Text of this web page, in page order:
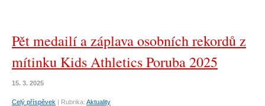
Pět medailí a záplava osobních rekordů z
mítinku Kids Athletics Poruba 2025
15. 3. 2025
Celý příspěvek | Rubrika: Aktuality